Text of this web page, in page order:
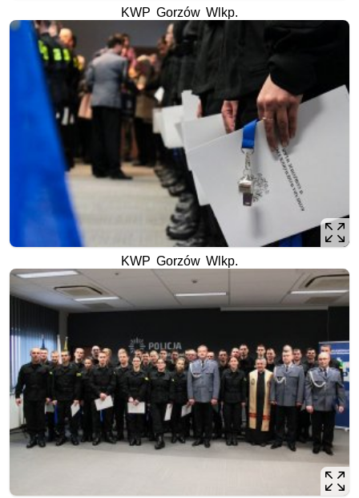
KWP Gorzów Wlkp.
KWP Gorzów Wlkp.